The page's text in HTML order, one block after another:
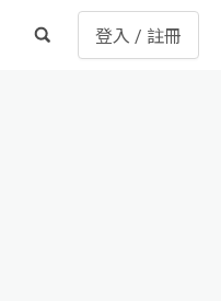
登入 / 註冊